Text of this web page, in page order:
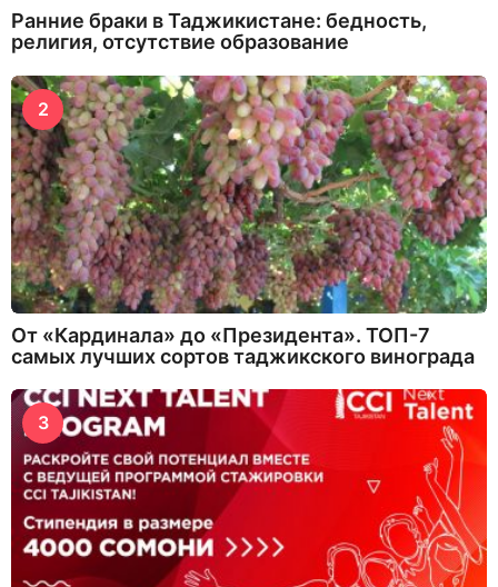
Ранние браки в Таджикистане: бедность,
религия, отсутствие образование
2
От «Кардинала» до «Президента». ТОП-7
самых лучших сортов таджикского винограда
3